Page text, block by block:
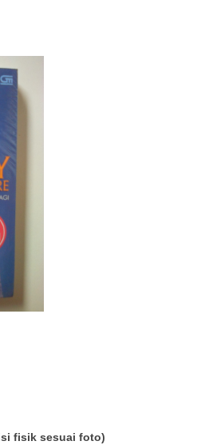
fisik sesuai foto)